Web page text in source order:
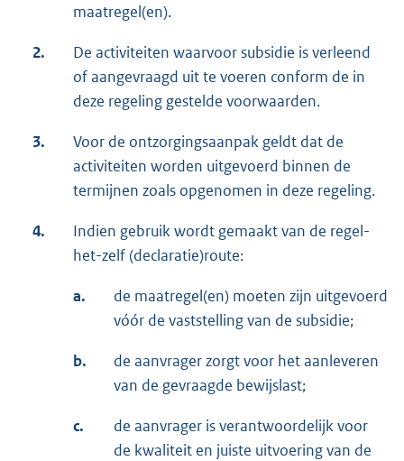
maatregel(en).
2.
De activiteiten waarvoor subsidie is verleend
of aangevraagd uit te voeren conform de in
deze regeling gestelde voorwaarden.
3.
Voor de ontzorgingsaanpak geldt dat de
activiteiten worden uitgevoerd binnen de
termijnen zoals opgenomen in deze regeling.
4.
Indien gebruik wordt gemaakt van de regel-
het-zelf (declaratie)route:
a.
de maatregel(en) moeten zijn uitgevoerd
vóór de vaststelling van de subsidie;
b.
de aanvrager zorgt voor het aanleveren
van de gevraagde bewijslast;
c.
de aanvrager is verantwoordelijk voor
de kwaliteit en juiste uitvoering van de